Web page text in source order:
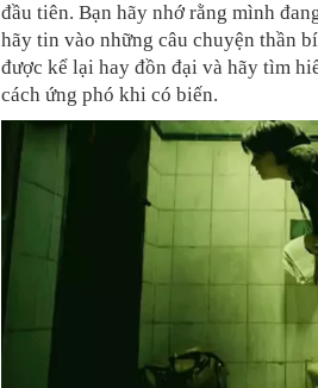
đầu tiên. Bạn hãy nhớ rằng mình
hãy tin vào những câu chuyện thần
được kể lại hay đồn đại và hãy tìm
cách ứng phó khi có biến.